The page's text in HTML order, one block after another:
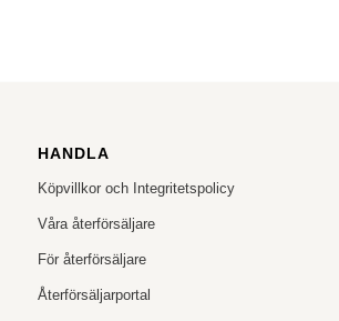
HANDLA
Köpvillkor och Integritetspolicy
Våra återförsäljare
För återförsäljare
Återförsäljarportal